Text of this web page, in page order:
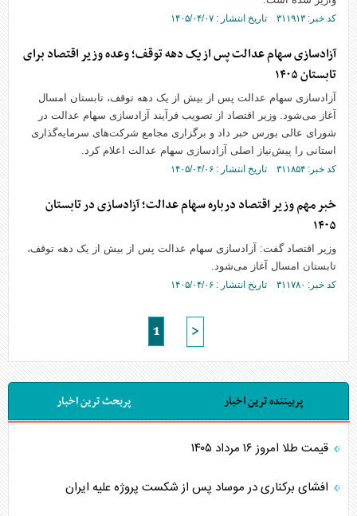
کد خبر: ۳۱۱۹۱۳ تاریخ انتشار : ۱۴۰۵/۰۴/۰۷
آزادسازی سهام عدالت پس از یک دهه توقف؛ وعده وزیر اقتصاد برای
تابستان ۱۴۰۵
آزادسازی سهام عدالت پس از بیش از یک دهه توقف، تابستان امسال
آغاز می‌شود. وزیر اقتصاد از تصویب فرآیند آزادسازی سهام عدالت در
شورای عالی بورس خبر داد و برگزاری مجامع شرکت‌های سرمایه‌گذاری
استانی را پیش‌نیاز اصلی آزادسازی سهام عدالت اعلام کرد.
کد خبر: ۳۱۱۸۵۴ تاریخ انتشار : ۱۴۰۵/۰۴/۰۶
خبر مهم وزیر اقتصاد درباره سهام عدالت؛ آزادسازی در تابستان
۱۴۰۵
وزیر اقتصاد گفت: آزادسازی سهام عدالت پس از بیش از یک دهه توقف،
تابستان امسال آغاز می‌شود.
کد خبر: ۳۱۱۷۸۰ تاریخ انتشار : ۱۴۰۵/۰۴/۰۶
1 >
پربیننده ترین اخبار پربحث ترین اخبار
قیمت طلا امروز ۱۶ مرداد ۱۴۰۵
افشای برکناری در موساد پس از شکست پروژه علیه ایران